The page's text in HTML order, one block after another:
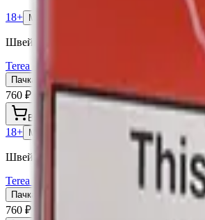
18+ Мне исполнилось 18 лет
Швейцария (SW)
Terea Amber SW Duty Free
Пачка Блок×10
760 ₽
В корзину
18+ Мне исполнилось 18 лет
Швейцария (SW)
Terea Turquoise SW Duty Free
Пачка
760 ₽